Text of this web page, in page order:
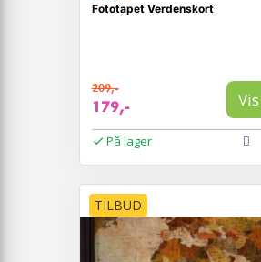
Fototapet Verdenskort
209,-
179,- Vis
På lager
TILBUD